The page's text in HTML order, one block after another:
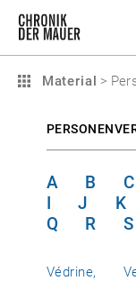
Material >
A B C
I
J K
Q
R S
Védrine,